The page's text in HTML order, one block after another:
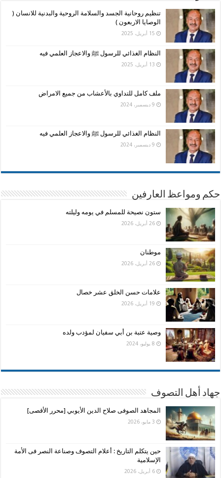
تنظيم روحانية الجسد والسلامة الروحية والبدنية للانسان (
الوصايا الاربعون )
15 أبريل، 2025
النظام الغذائي للرسول ﷺ والاعجاز العلمي فيه
13 أبريل، 2025
ملف كامل للتداوي بالأعشاب من جميع الامراض
9 ديسمبر، 2024
النظام الغذائي للرسول ﷺ والاعجاز العلمي فيه
9 ديسمبر، 2024
حكم ومواعظ العارفين
ستون نصيحة للمسلم في يومه وليلته
26 أبريل، 2026
موطنان
26 أبريل، 2026
علامات حسن الخلق عشر خصال
19 أبريل، 2026
وصية عتبة بن أبي سفيان لمؤدب ولده
8 يوليو، 2024
جهاد أهل التصوف
المجاهد الصوفى صلاح الدين الأيوبي [محرر الأقصى]
3 مايو، 2026
حين يتكلم التاريخ : أعلام التصوف وصناعة النصر فى الأمة
الإسلامية
6 أبريل، 2026